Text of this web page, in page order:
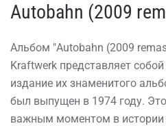
Autobahn (2009
Альбом "Autobahn (2009
Kraftwerk представляет
издание их знаменитого
был выпущен в 1974 году.
важным моментом в истории